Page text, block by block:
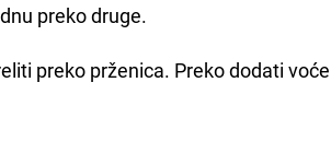
preko druge.
preko prženica. Preko dodati voće